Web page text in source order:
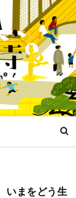
いまをどう生